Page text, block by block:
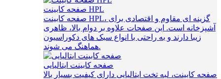
صفحه کابینت HPL
صفحه کابینت HPL، گزینه‌ ای مقاوم و اقتصادی برای
آشپزخانه است. این صفحات علاوه بر دوام بالا، ظاهری
زیبا دارند و به راحتی با انواع سبک‌ های دکوراسیون
هماهنگ می‌ شوند.
صفحه کابینت ایتالیایی
صفحه کابینت، لبه تخت ایتالیایی دارای کیفیت بسیار بالا